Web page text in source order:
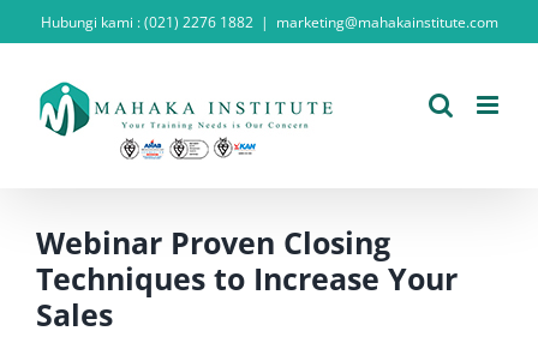
to
Hubungi kami : (021) 2276 1882 | marketing@mahakainstitute.com
Webinar Proven Closing
Techniques to Increase Your
Sales